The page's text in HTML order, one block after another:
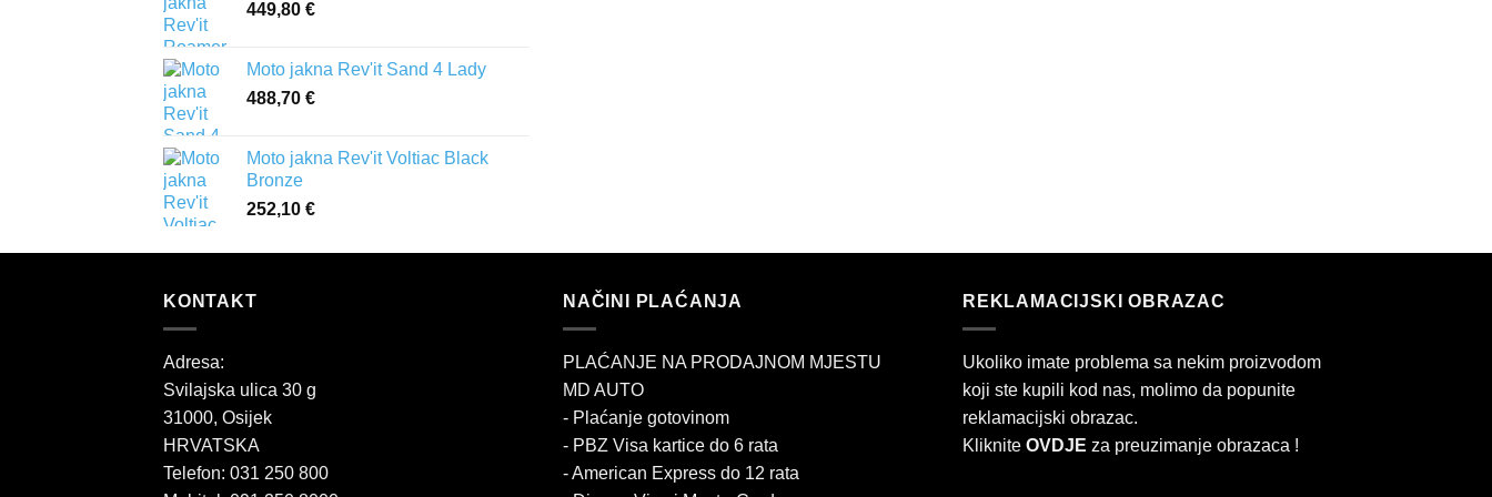
449,80 €
Moto jakna Rev'it Sand 4 Lady
488,70 €
Moto jakna Rev'it Voltiac Black
Bronze
252,10 €
KONTAKT
Adresa:
Svilajska ulica 30 g
31000, Osijek
HRVATSKA
Telefon: 031 250 800
NAČINI PLAĆANJA
PLAĆANJE NA PRODAJNOM MJESTU
MD AUTO
- Plaćanje gotovinom
- PBZ Visa kartice do 6 rata
- American Express do 12 rata
REKLAMACIJSKI OBRAZAC
Ukoliko imate problema sa nekim proizvodom
koji ste kupili kod nas, molimo da popunite
reklamacijski obrazac.
Kliknite OVDJE za preuzimanje obrazaca !